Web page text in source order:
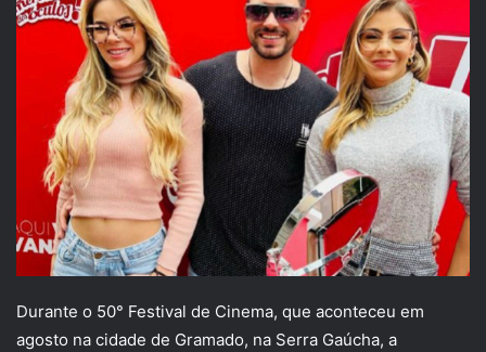
Durante o 50° Festival de Cinema, que aconteceu em
agosto na cidade de Gramado, na Serra Gaúcha, a